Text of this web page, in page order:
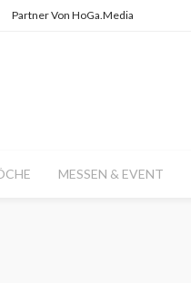
Partner Von HoGa.Media
MESSEN & EVENT